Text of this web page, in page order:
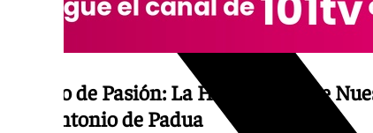
Sábado de Pasión: La Hermandad de
San Antonio de Padua